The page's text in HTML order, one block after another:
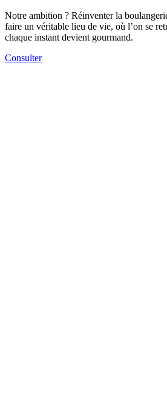
Notre ambition ? Réinventer la
faire un véritable lieu de vie, où l’on se
chaque instant devient gourmand.
Consulter